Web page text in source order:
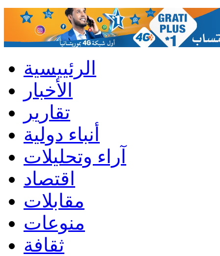
الرئييسية
الأخبار
تقارير
أنباء دولية
آراء وتحليلات
اقتصاد
مقابلات
منوعات
ثقافة